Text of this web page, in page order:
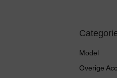
Model
Overige